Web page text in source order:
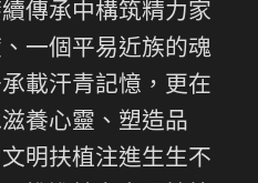
傳承中構筑精力家
一個平易近族的魂
載汗青記憶，更在
養心靈、塑造品
明扶植注進生生不